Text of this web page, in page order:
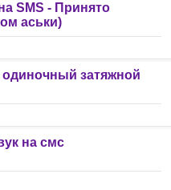
SMS - Принято
аськи)
затяжной
на смс